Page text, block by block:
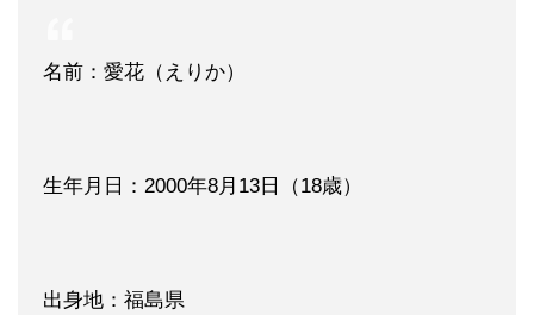
名前：愛花（えりか）
生年月日：2000年8月13日（18歳）
出身地：福島県